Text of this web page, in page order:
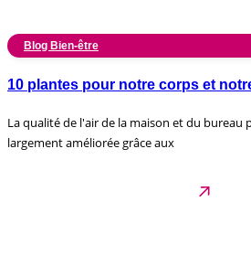
Blog Bien-être
10 plantes pour notre corps et
La qualité de l'air de la maison et du bureau
largement améliorée grâce aux